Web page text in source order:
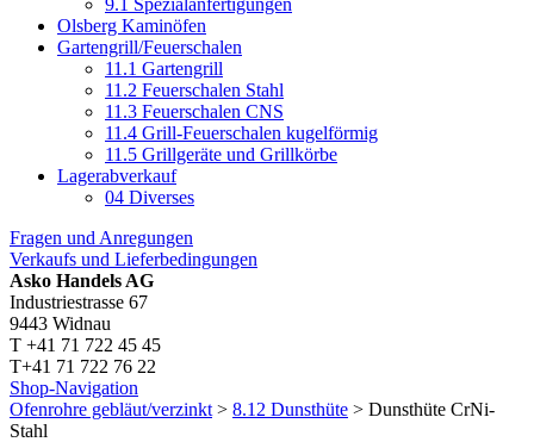
9.1 Spezialanfertigungen
Olsberg Kaminöfen
Gartengrill/Feuerschalen
11.1 Gartengrill
11.2 Feuerschalen Stahl
11.3 Feuerschalen CNS
11.4 Grill-Feuerschalen kugelförmig
11.5 Grillgeräte und Grillkörbe
Lagerabverkauf
04 Diverses
Fragen und Anregungen
Verkaufs und Lieferbedingungen
Asko Handels AG
Industriestrasse 67
9443 Widnau
T +41 71 722 45 45
T+41 71 722 76 22
Shop-Navigation
Ofenrohre gebläut/verzinkt > 8.12 Dunsthüte > Dunsthüte CrNi-
Stahl